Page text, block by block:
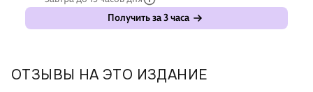
Получить за 3 часа
ОТЗЫВЫ НА ЭТО ИЗДАНИЕ